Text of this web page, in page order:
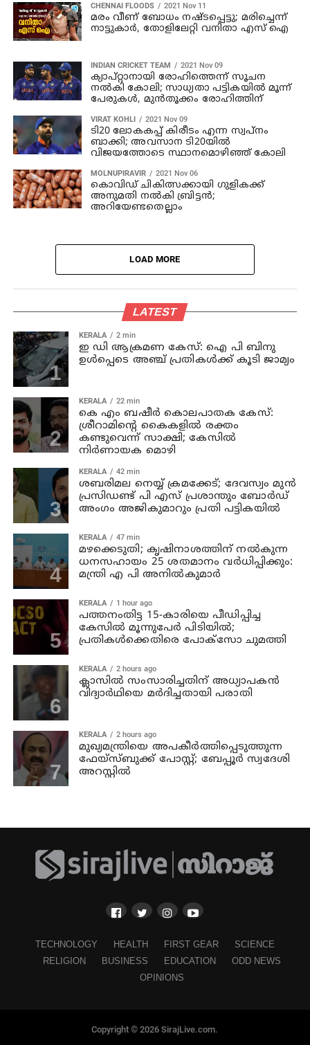
CHENNAI FLOODS 2021 Nov 11
മരം വീണ് ബോധം നഷ്ടപ്പെട്ടു; മരിച്ചെന്ന്
നാട്ടുകാർ, തോളിലേറ്റി വനിതാ എസ് ഐ
INDIAN CRICKET TEAM 2021 Nov 09
ക്യാപ്റ്റാനായി രോഹിത്തെന്ന് സൂചന
നല്‍കി കോലി; സാധ്യതാ പട്ടികയില്‍ മൂന്ന്
പേരുകള്‍, മുന്‍തൂക്കം രോഹിത്തിന്
VIRAT KOHLI 2021 Nov 09
ടി20 ലോകകപ്പ് കിരീടം എന്ന സ്വപ്‌നം
ബാക്കി; അവസാന ടി20യില്‍
വിജയത്തോടെ സ്ഥാനമൊഴിഞ്ഞ് കോലി
MOLNUPIRAVIR 2021 Nov 06
കൊവിഡ് ചികിത്സക്കായി ഗുളികക്ക്
അനുമതി നല്‍കി ബ്രിട്ടന്‍;
അറിയേണ്ടതെല്ലാം
LOAD MORE
LATEST
KERALA 2 min
ഇ ഡി ആക്രമണ കേസ്: ഐ പി ബിനു
ഉള്‍പ്പെടെ അഞ്ച് പ്രതികള്‍ക്ക് കൂടി ജാമ്യം
KERALA 22 min
കെ എം ബഷീര്‍ കൊലപാതക കേസ്:
ശ്രീറാമിന്റെ കൈകളില്‍ രക്തം
കണ്ടുവെന്ന് സാക്ഷി; കേസില്‍
നിര്‍ണായക മൊഴി
KERALA 42 min
ശബരിമല നെയ്യ് ക്രമക്കേട്; ദേവസ്വം മുന്‍
പ്രസിഡണ്ട് പി എസ് പ്രശാന്തും ബോര്‍ഡ്
അംഗം അജികുമാറും പ്രതി പട്ടികയിൽ
KERALA 47 min
മഴക്കെടുതി; കൃഷിനാശത്തിന് നല്‍കുന്ന
ധനസഹായം 25 ശതമാനം വര്‍ധിപ്പിക്കും:
മന്ത്രി എ പി അനില്‍കുമാര്‍
KERALA 1 hour ago
പത്തനംതിട്ട 15-കാരിയെ പീഡിപ്പിച്ച
കേസിൽ മൂന്നുപേർ പിടിയിൽ;
പ്രതികൾക്കെതിരെ പോക്സോ ചുമത്തി
KERALA 2 hours ago
ക്ലാസില്‍ സംസാരിച്ചതിന് അധ്യാപകന്‍
വിദ്യാര്‍ഥിയെ മര്‍ദിച്ചതായി പരാതി
KERALA 2 hours ago
മുഖ്യമന്ത്രിയെ അപകീർത്തിപ്പെടുത്തുന്ന
ഫേയ്സ്ബുക്ക് പോസ്റ്റ്; ബേപ്പൂർ സ്വദേശി
അറസ്റ്റിൽ
TECHNOLOGY HEALTH FIRST GEAR
SCIENCE
RELIGION
BUSINESS EDUCATION
ODD NEWS
OPINIONS
Copyright © 2026 SirajLive.com.